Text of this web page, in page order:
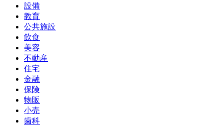
設備
教育
公共施設
飲食
美容
不動産
住宅
金融
保険
物販
小売
歯科